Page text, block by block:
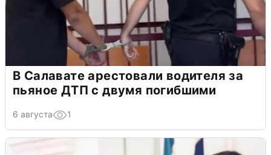
В Салавате арестовали водителя за
пьяное ДТП с двумя погибшими
6 августа 1